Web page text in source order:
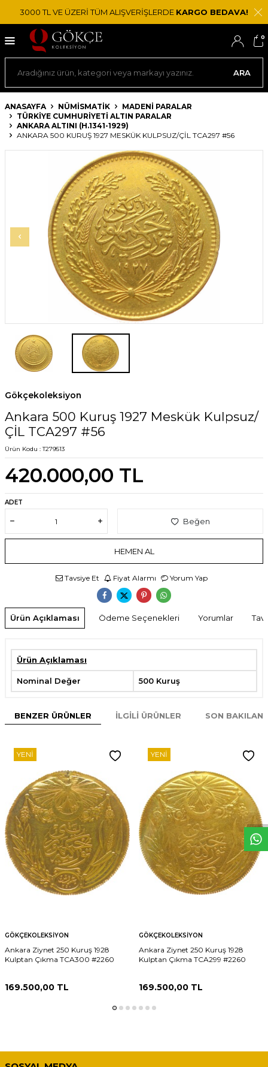
W
h
t
s
p
p
D
e
s
e
H
a
t
t
3000 TL VE ÜZERİ TÜM ALIŞVERİŞLERDE KARGO BEDAVA!
ARA
0
ANASAYFA NÜMİSMATİK
MADENI PARALAR
TÜRKIYE CUMHURIYETI ALTIN PARALAR
ANKARA ALTINI (H.1341-1929)
ANKARA 500 KURUŞ 1927 MESKÜK KULPSUZ/ÇİL TCA297 #56
Gökçekoleksiyon
Ankara 500 Kuruş 1927 Meskük Kulpsuz/
ÇİL TCA297 #56
Ürün Kodu :T279513
420.000,00 TL
ADET
Beğen
HEMEN AL
Tavsiye Et Fiyat Alarmı Yorum Yap
Ürün Açıklaması Ödeme Seçenekleri Yorumlar
Ürün Açıklaması
Nominal Değer 500 Kuruş
BENZER ÜRÜNLER İLGILI ÜRÜNLER SON
YENI
GÖKÇEKOLEKSIYON
Ankara Ziynet 250 Kuruş 1928
Kulptan Çıkma TCA300 #2260
169.500,00 TL
YENI
GÖKÇEKOLEKSIYON
Ankara Ziynet 250 Kuruş 1928
Kulptan Çıkma TCA299 #2260
169.500,00TL